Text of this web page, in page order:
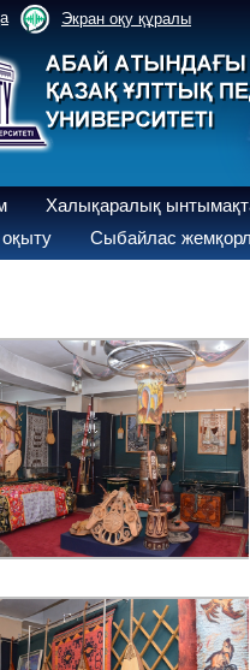
Экран оқу құралы
Халықаралық
Сыбайлас